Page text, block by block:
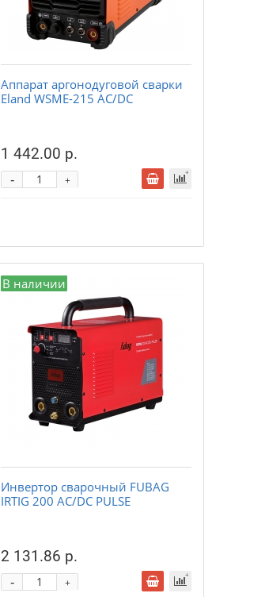
Аппарат аргонодуговой сварки
Eland WSME-215 AC/DC
1 442.00 р.
+
-
В наличии
Инвертор сварочный FUBAG
IRTIG 200 AC/DC PULSE
2 131.86 р.
+
-